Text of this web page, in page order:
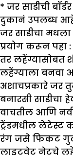
* जर साडीची
दुकानं उपलब्ध
जर साडीचा
प्रयोग करून पहा :
तर लहेंग्यासोबत
लहेंग्याला बनवा
अशाचप्रकारे जर
बनारसी साडीचा
वाचतील आणि
टडमधील लेटेस्ट
रंग जसे फिकट
लाइटवेट नेटचे